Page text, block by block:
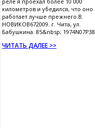
километров и убедился, что оно
работает лучше прежнего.В.
НОВИКОВ672009. г. Чита, ул.
Бабушкина. 85&nbsp; 1974N07P38
ЧИТАТЬ ДАЛЕЕ >>